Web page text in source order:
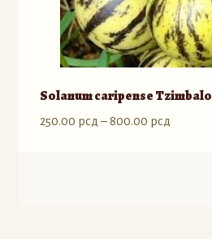
Solanum caripense Tzimbalo
250.00 рсд – 800.00 рсд